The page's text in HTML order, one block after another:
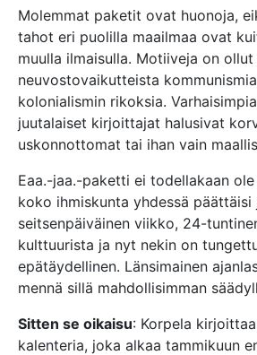
Molemmat paketit ovat huonoja,
tahot eri puolilla maailmaa ovat
muulla ilmaisulla. Motiiveja on
neuvostovaikutteista
kolonialismin rikoksia.
juutalaiset kirjoittajat halusivat
uskonnottomat tai ihan vain
Eaa.-jaa.-paketti ei todellakaan
koko ihmiskunta yhdessä
seitsenpäiväinen viikko, 24-
kulttuurista ja nyt nekin on
epätäydellinen. Länsimainen
mennä sillä mahdollisimman
Sitten se oikaisu: Korpela
kalenteria, joka alkaa tammikuun